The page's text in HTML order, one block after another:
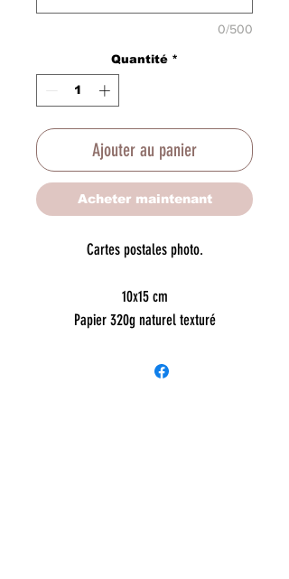
0/500
Quantité *
Ajouter au panier
Acheter maintenant
Cartes postales photo.
10x15 cm
Papier 320g naturel texturé